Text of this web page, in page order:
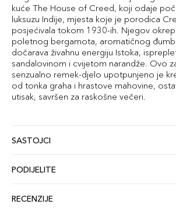
kuće The House of Creed, koji odaje
luksuzu Indije, mjesta koje je porodica
posjećivala tokom 1930-ih. Njegov
poletnog bergamota, aromatičnog
dočarava živahnu energiju Istoka,
sandalovinom i cvijetom narandže. Ovo
senzualno remek-djelo upotpunjeno je
od tonka graha i hrastove mahovine,
utisak, savršen za raskošne večeri.
SASTOJCI
PODIJELITE
RECENZIJE